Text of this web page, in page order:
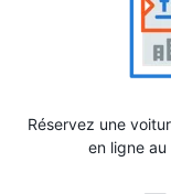
Réservez une
en ligne